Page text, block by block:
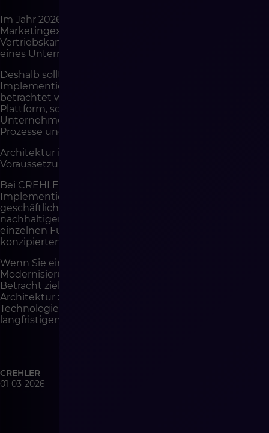
Im Jahr 2026 ist E-Commerce kein
Marketingexperiment mehr. Er ist einer der zentralen
Vertriebskanäle und Bestandteil der Gesamtstrategie
eines Unternehmens.
Deshalb sollte die Entscheidung für eine Shopware-
Implementierung als strategische Entscheidung
betrachtet werden. Sie betrifft nicht nur die Wahl der
Plattform, sondern auch die Art und Weise, wie das
Unternehmen in den kommenden Jahren Daten,
Prozesse und Vertriebsskalierung steuert.
Architektur ist kein Zusatz zu Funktionen. Sie ist die
Voraussetzung für deren sichere Nutzung.
Bei CREHLER konzipieren wir Shopware-
Implementierungen auf Basis architektonischer und
geschäftlicher Analysen, da wir wissen, dass
nachhaltiger Wettbewerbsvorteil nicht aus einer
einzelnen Funktion entsteht, sondern aus einem gut
konzipierten System.
Wenn Sie eine Shopware-Implementierung oder die
Modernisierung Ihrer bestehenden Plattform in
Betracht ziehen, lohnt es sich, das Gespräch mit der
Architektur zu beginnen. Von ihr hängt ab, ob
Technologie zum Wachstumstreiber oder zur
langfristigen Begrenzung wird.
CREHLER
01-03-2026